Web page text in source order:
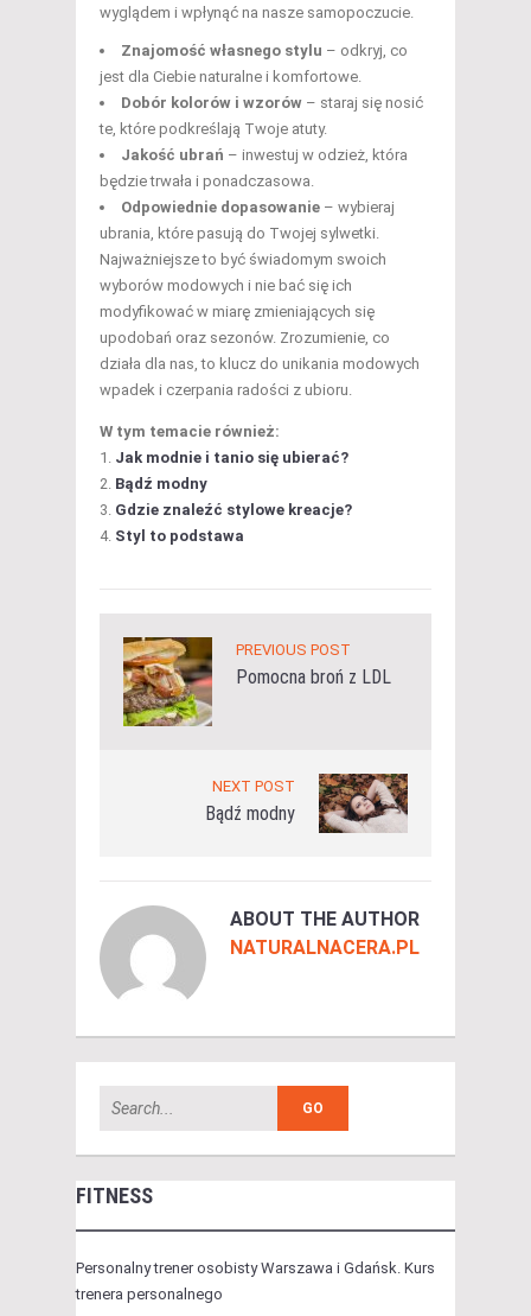
wyglądem i wpłynąć na nasze samopoczucie.
Znajomość własnego stylu – odkryj, co
jest dla Ciebie naturalne i komfortowe.
Dobór kolorów i wzorów – staraj się nosić
te, które podkreślają Twoje atuty.
Jakość ubrań – inwestuj w odzież, która
będzie trwała i ponadczasowa.
Odpowiednie dopasowanie – wybieraj
ubrania, które pasują do Twojej sylwetki.
Najważniejsze to być świadomym swoich
wyborów modowych i nie bać się ich
modyfikować w miarę zmieniających się
upodobań oraz sezonów. Zrozumienie, co
działa dla nas, to klucz do unikania modowych
wpadek i czerpania radości z ubioru.
W tym temacie również:
Jak modnie i tanio się ubierać?
Bądź modny
Gdzie znaleźć stylowe kreacje?
Styl to podstawa
PREVIOUS POST
Pomocna broń z LDL
NEXT POST
Bądź modny
ABOUT THE AUTHOR
NATURALNACERA.PL
FITNESS
Personalny trener osobisty Warszawa i Gdańsk. Kurs
trenera personalnego